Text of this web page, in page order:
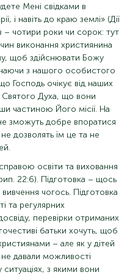
Мені свідками в
і навіть до краю землі» (Дії
– чотири роки чи сорок: тут
виконання християнина
щоб здійснювати Божу
з нашого особистого
Господь очікує від наших
Святого Духа, що вони
частиною Його місії. На
не зможуть добре впоратися
дозволять їм це та не
освіти та виховання
22:6). Підготовка – щось
чогось. Підготовка
та регулярних
перевірки отриманих
батьки хочуть, щоб
– але як у дітей
давали можливості
з якими вони